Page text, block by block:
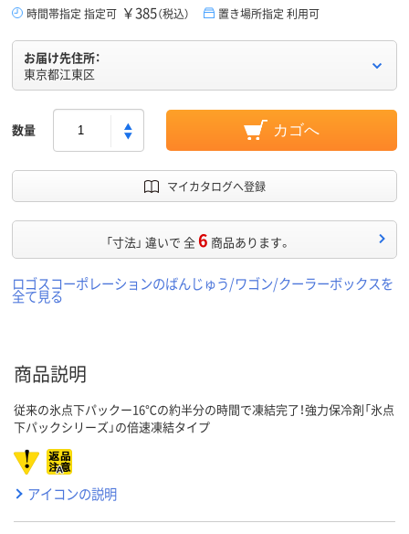
時間帯指定 指定可 ￥385（税込） 置き場所指定 利用可
お届け先住所：
東京都江東区
数量 カゴへ
マイカタログへ登録
「寸法」 違いで 全6 商品あります。
ロゴスコーポレーションのばんじゅう/ワゴン/クーラーボックスを
全て見る
商品説明
従来の氷点下パックー16℃の約半分の時間で凍結完了！強力保冷剤「氷点
下パックシリーズ」の倍速凍結タイプ
アイコンの説明